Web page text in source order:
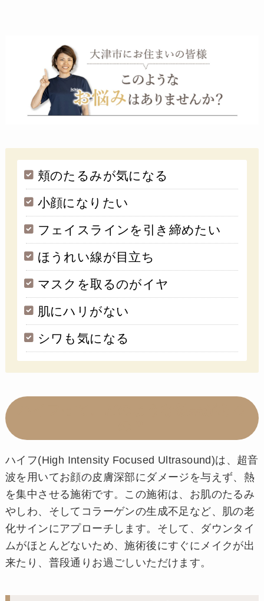
頬のたるみが気になる
小顔になりたい
フェイスラインを引き締めたい
ほうれい線が目立ち
マスクを取るのがイヤ
肌にハリがない
シワも気になる
ハイフ(High Intensity Focused Ultrasound)は、超音
波を用いてお顔の皮膚深部にダメージを与えず、熱
を集中させる施術です。この施術は、お肌のたるみ
やしわ、そしてコラーゲンの生成不足など、肌の老
化サインにアプローチします。そして、ダウンタイ
ムがほとんどないため、施術後にすぐにメイクが出
来たり、普段通りお過ごしいただけます。